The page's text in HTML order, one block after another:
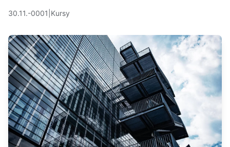
30.11.-0001 Kursy